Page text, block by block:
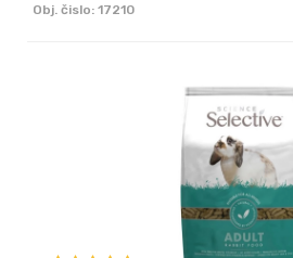
Obj. čislo: 17210